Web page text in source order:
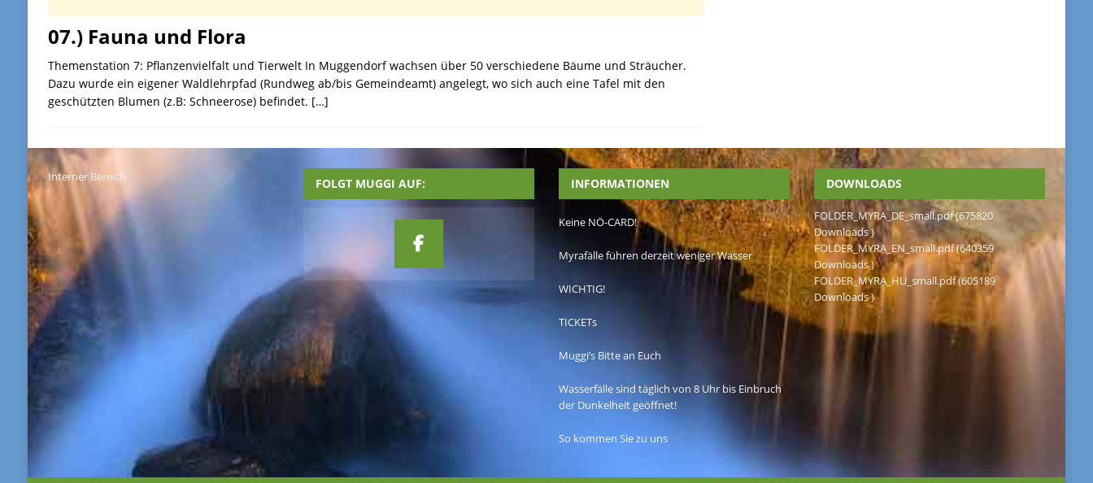
07.) Fauna und Flora
Themenstation 7: Pflanzenvielfalt und Tierwelt In Muggendorf wachsen über 50 verschiedene Bäume und Sträucher.
Dazu wurde ein eigener Waldlehrpfad (Rundweg ab/bis Gemeindeamt) angelegt, wo sich auch eine Tafel mit den
geschützten Blumen (z.B: Schneerose) befindet. […]
Interner Bereich FOLGT MUGGI AUF: INFORMATIONEN
Keine NÖ-CARD!
Myrafälle führen derzeit weniger Wasser
WICHTIG!
TICKETs
Muggi’s Bitte an Euch
Wasserfälle sind täglich von 8 Uhr bis Einbruch
der Dunkelheit geöffnet!
So kommen Sie zu uns
DOWNLOADS
FOLDER_MYRA_DE_small.pdf (675820
Downloads )
FOLDER_MYRA_EN_small.pdf (640359
Downloads )
FOLDER_MYRA_HU_small.pdf (605189
Downloads )